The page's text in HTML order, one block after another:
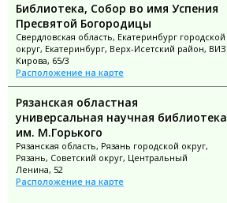
Библиотека, Собор во имя Успения
Пресвятой Богородицы
Свердловская область, Екатеринбург городской
округ, Екатеринбург, Верх-Исетский район, ВИЗ
Кирова, 65/3
Расположение на карте
Рязанская областная
универсальная научная библиотека
им. М.Горького
Рязанская область, Рязань городской округ,
Рязань, Советский округ, Центральный
Ленина, 52
Расположение на карте